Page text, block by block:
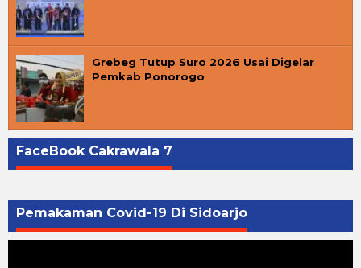
Grebeg Tutup Suro 2026 Usai Digelar
Pemkab Ponorogo
FaceBook Cakrawala 7
Pemakaman Covid-19 Di Sidoarjo